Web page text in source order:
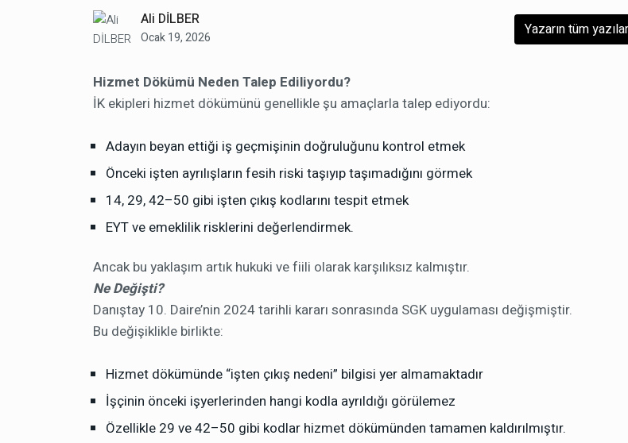
Ali DİLBER
Ocak 19, 2026 Yazarın tüm
Hizmet Dökümü Neden Talep Ediliyordu?
İK ekipleri hizmet dökümünü genellikle şu amaçlarla talep ediyordu:
Adayın beyan ettiği iş geçmişinin doğruluğunu kontrol etmek
Önceki işten ayrılışların fesih riski taşıyıp taşımadığını görmek
14, 29, 42–50 gibi işten çıkış kodlarını tespit etmek
EYT ve emeklilik risklerini değerlendirmek.
Ancak bu yaklaşım artık hukuki ve fiili olarak karşılıksız kalmıştır.
Ne Değişti?
Danıştay 10. Daire’nin 2024 tarihli kararı sonrasında SGK uygulaması değişmiştir.
Bu değişiklikle birlikte:
Hizmet dökümünde “işten çıkış nedeni” bilgisi yer almamaktadır
İşçinin önceki işyerlerinden hangi kodla ayrıldığı görülemez
Özellikle 29 ve 42–50 gibi kodlar hizmet dökümünden tamamen kaldırılmıştır.